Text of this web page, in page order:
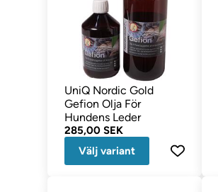
UniQ Nordic Gold
Gefion Olja För
Hundens Leder
285,00 SEK
Välj variant